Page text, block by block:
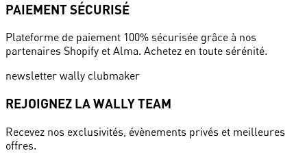
PAIEMENT SÉCURISÉ
Plateforme de paiement 100% sécurisée grâce à nos
partenaires Shopify et Alma. Achetez en toute sérénité.
newsletter wally clubmaker
REJOIGNEZ LA WALLY TEAM
Recevez nos exclusivités, évènements privés et meilleures
offres.